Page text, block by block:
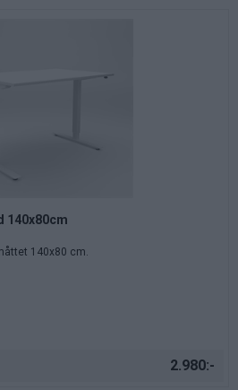
140x80cm
140x80 cm.
2.980:-